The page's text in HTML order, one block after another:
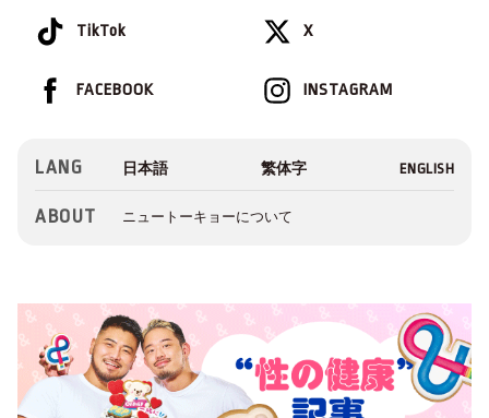
TikTok X
INSTAGRAM
FACEBOOK
LANG
ABOUT ニュートーキョーについて